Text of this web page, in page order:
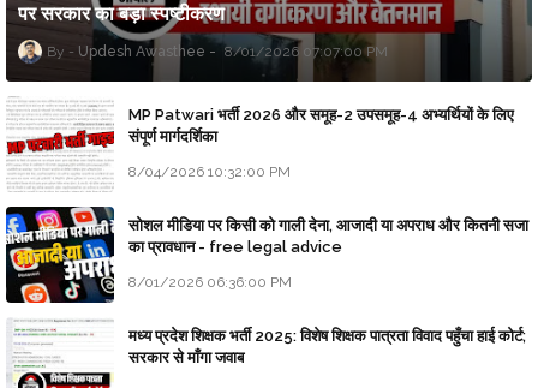
पर सरकार का बड़ा स्पष्टीकरण
Updesh Awasthee 8/01/2026 07:07:00 PM
MP Patwari भर्ती 2026 और समूह-2 उपसमूह-4 अभ्यर्थियों के लिए
संपूर्ण मार्गदर्शिका
8/04/2026 10:32:00 PM
सोशल मीडिया पर किसी को गाली देना, आजादी या अपराध और कितनी सजा
का प्रावधान - free legal advice
8/01/2026 06:36:00 PM
मध्य प्रदेश शिक्षक भर्ती 2025: विशेष शिक्षक पात्रता विवाद पहुँचा हाई कोर्ट;
सरकार से माँगा जवाब